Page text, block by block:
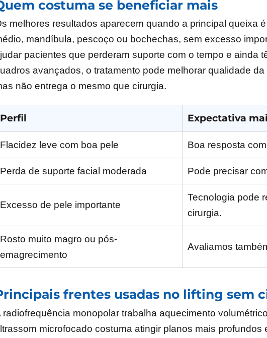
costuma se beneficiar mais
melhores resultados aparecem quando a principal queixa
mandíbula, pescoço ou bochechas, sem excesso
pacientes que perderam suporte com o tempo e ainda
avançados, o tratamento pode melhorar qualidade
não entrega o mesmo que cirurgia.
Perfil Expectativa
Flacidez leve com boa pele Boa resposta
Perda de suporte facial moderada Pode precisar
Excesso de pele importante
Tecnologia pode
cirurgia.
Rosto muito magro ou pós-
emagrecimento
Avaliamos
frentes usadas no lifting sem
radiofrequência monopolar trabalha aquecimento
microfocado costuma atingir planos mais profundos